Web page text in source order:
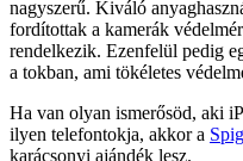
nagyszerű. Kiváló
fordítottak a kamerák
rendelkezik. Ezenfelül pedig
a tokban, ami tökéletes
Ha van olyan ismerősöd, aki
ilyen telefontokja, akkor a
karácsonyi ajándék lesz.